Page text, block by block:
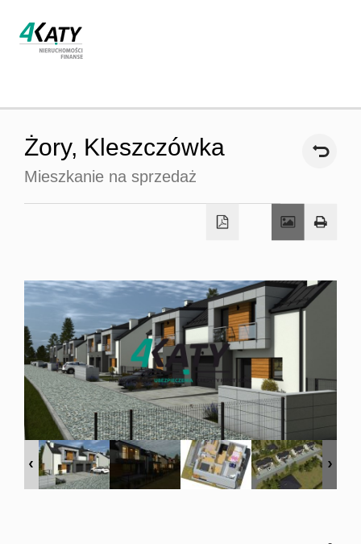
Strona
O firmie
Oferta
Zgłoś
Zgłoś
Żory, Kleszczówka
Mieszkanie na sprzedaż